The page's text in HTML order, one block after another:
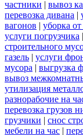
частники | вывоз
перевозка дивана |
вагонов | уборка
услуги погрузчика |
строительного
газель | услуги
мусора | выгрузка
вывоз
утилизация
разнорабочие на
перевозка грузов
грузчики | снос
мебели на час |